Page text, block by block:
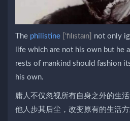
The philistine [‘fɪlɪstaɪn]
not only
life which are not his own but he
rests of mankind should fashion
his own.
庸人不仅忽视所有自身之外的生
他人步其后尘，改变原有的生活